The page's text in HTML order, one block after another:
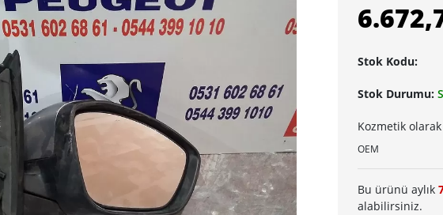
Stok Kodu:
Stok Durumu:
Kozmetik
OEM
Bu ürünü aylık
alabilirsiniz.